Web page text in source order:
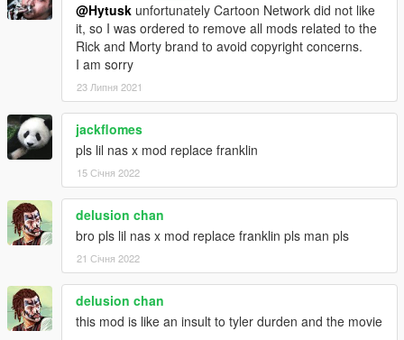
@Hytusk unfortunately Cartoon Network did not like
it, so I was ordered to remove all mods related to the
Rick and Morty brand to avoid copyright concerns.
I am sorry
23 Липня 2021
jackflomes
pls lil nas x mod replace franklin
15 Січня 2022
delusion chan
bro pls lil nas x mod replace franklin pls man pls
21 Січня 2022
delusion chan
this mod is like an insult to tyler durden and the movie